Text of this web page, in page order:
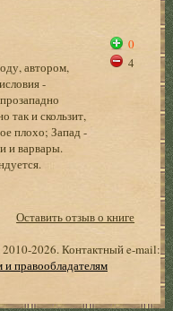
автором,
-
так и скользит,
плохо; Запад -
и варвары.
0
4
Оставить отзыв о книге
2026. Контактный e-mail:
правообладателям